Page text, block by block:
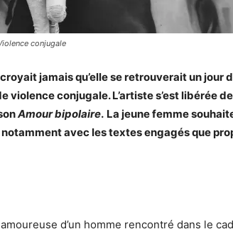
conjugale
jamais qu’elle se retrouverait un jour
conjugale. L’artiste s’est libérée de
Amour bipolaire. La jeune femme
avec les textes engagés que
d’un homme rencontré dans le